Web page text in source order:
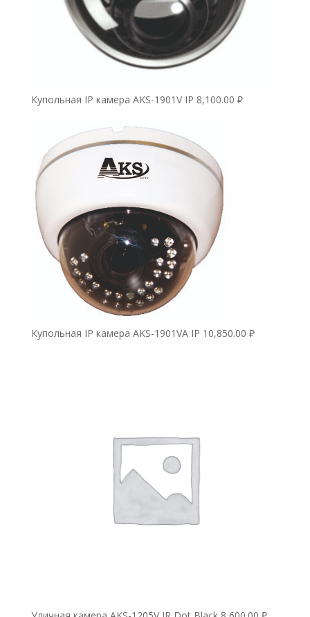
Купольная IP камера AKS-1901V IP 8,100.00 ₽
Купольная IP камера AKS-1901VA IP 10,850.00 ₽